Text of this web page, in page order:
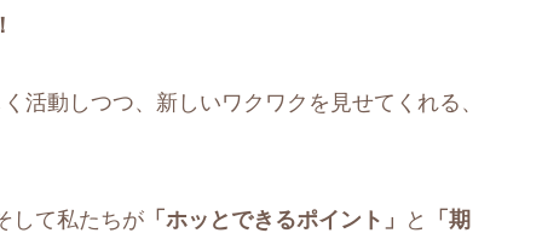
活動しつつ、新しいワクワクを見せてくれる、
して私たちが 「ホッとできるポイント」 と
「期